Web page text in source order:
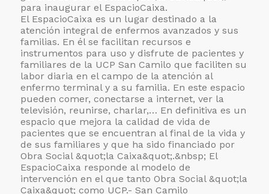
para inaugurar el EspacioCaixa.
El EspacioCaixa es un lugar destinado a la
atención integral de enfermos avanzados y sus
familias. En él se facilitan recursos e
instrumentos para uso y disfrute de pacientes y
familiares de la UCP San Camilo que faciliten su
labor diaria en el campo de la atención al
enfermo terminal y a su familia. En este espacio
pueden comer, conectarse a internet, ver la
televisión, reunirse, charlar,… En definitiva es un
espacio que mejora la calidad de vida de
pacientes que se encuentran al final de la vida y
de sus familiares y que ha sido financiado por
Obra Social &quot;la Caixa&quot;.&nbsp; El
EspacioCaixa responde al modelo de
intervención en el que tanto Obra Social &quot;la
Caixa&quot; como UCP.- San Camilo